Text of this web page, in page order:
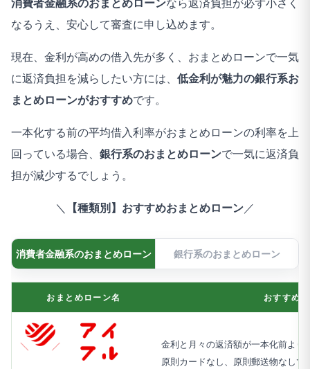
なるうえ、安心して審査に申し込めます。
現在、金利が高めの借入先が多く、おまとめローンで一気
に返済負担を減らしたい方には、 低金利が魅力の銀行系お
まとめローンがおすすめです。
一本化する前の平均借入利率がおまとめローンの利率を上
回っている場合、 銀行系のおまとめローンで一気に返済負
担が減少するでしょう。
＼ 【種類別】おすすめおまとめローン／
消費者金融系のおまとめローン 銀行系のおまとめローン
おまとめローン名 おすすめ
金利と月々の返済額が一本化前より
原則カードなし、原則郵送物なしで